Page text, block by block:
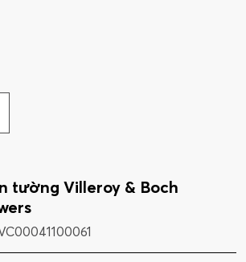
tường Villeroy & Boch